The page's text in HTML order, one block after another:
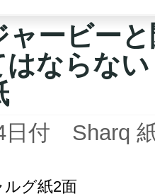
ャービー
はならな
日付 Sharq
ルグ紙2面